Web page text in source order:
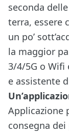
seconda
terra, essere
un po’
la maggior
3/4/5G o Wifi
e assistente
Applicazione
consegna dei